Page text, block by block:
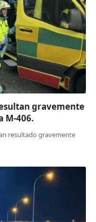
gravemente
M-406.
resultado gravemente